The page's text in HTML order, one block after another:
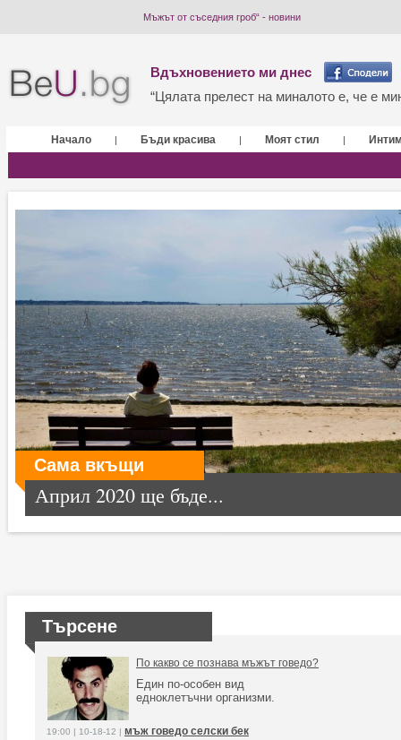
Мъжът от съседния гроб“ - новини
Вдъхновението ми днес
“Цялата прелест на миналото е, че е
Начало | Бъди красива | Моят стил |
Сама вкъщи
Април 2020 ще бъде...
Търсене
По какво се познава мъжът говедо?
Един по-особен вид
едноклетъчни организми.
19:00 | 10-18-12 | мъж говедо селски бек